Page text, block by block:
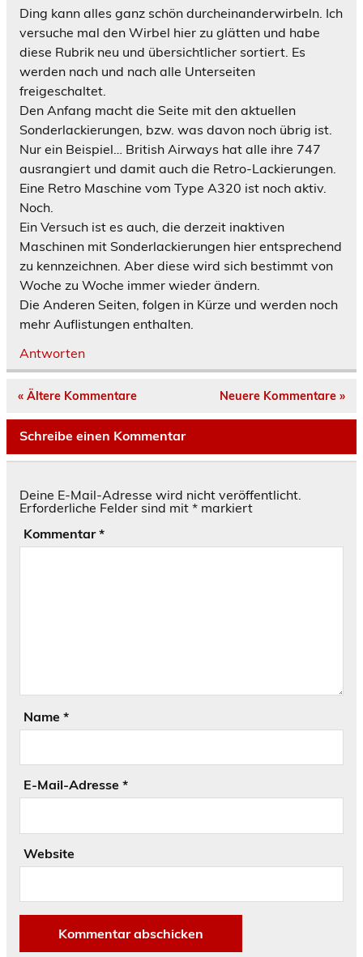
Ding kann alles ganz schön durcheinanderwirbeln. Ich
versuche mal den Wirbel hier zu glätten und habe
diese Rubrik neu und übersichtlicher sortiert. Es
werden nach und nach alle Unterseiten
freigeschaltet.
Den Anfang macht die Seite mit den aktuellen
Sonderlackierungen, bzw. was davon noch übrig ist.
Nur ein Beispiel… British Airways hat alle ihre 747
ausrangiert und damit auch die Retro-Lackierungen.
Eine Retro Maschine vom Type A320 ist noch aktiv.
Noch.
Ein Versuch ist es auch, die derzeit inaktiven
Maschinen mit Sonderlackierungen hier entsprechend
zu kennzeichnen. Aber diese wird sich bestimmt von
Woche zu Woche immer wieder ändern.
Die Anderen Seiten, folgen in Kürze und werden noch
mehr Auflistungen enthalten.
Antworten
« Ältere Kommentare Neuere Kommentare »
Schreibe einen Kommentar
Deine E-Mail-Adresse wird nicht veröffentlicht.
Erforderliche Felder sind mit * markiert
Kommentar*
Name *
E-Mail-Adresse *
Website